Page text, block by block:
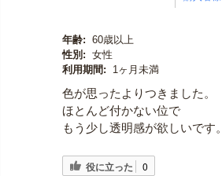
年齢: 60歳以上
性別: 女性
利用期間:
1ヶ月未満
色が思ったよりつきました。
ほとんど付かない位で
もう少し透明感が欲しいです。
役に立った 0